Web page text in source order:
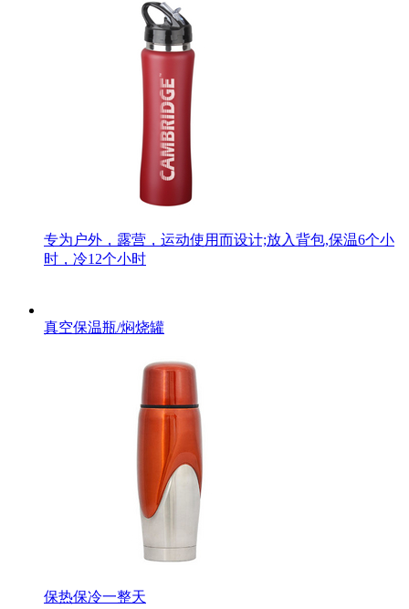
专为户外，露营，运动使用而设计;放入背包,保温6个小
时，冷12个小时
真空保温瓶/焖烧罐
保热保冷一整天